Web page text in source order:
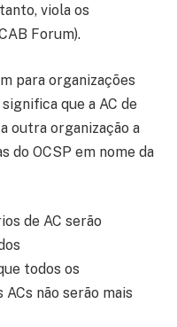
viola os
Forum).
para organizações
que a AC de
outra organização a
do OCSP em nome da
de AC serão
todos os
não serão mais